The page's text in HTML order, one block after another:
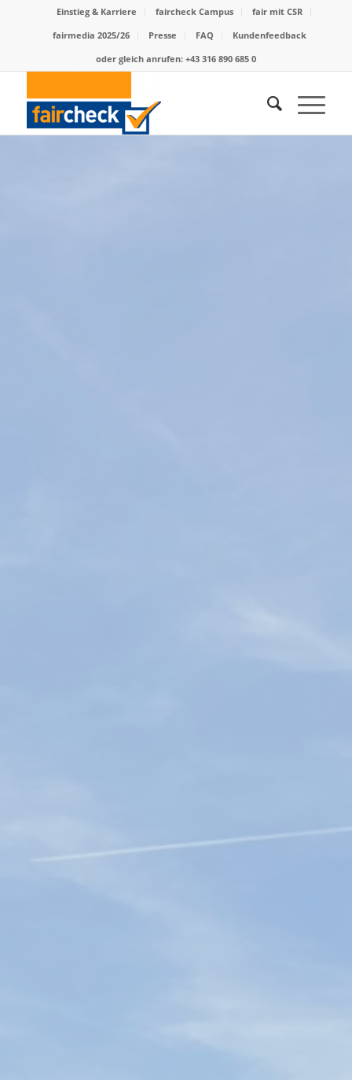
Einstieg & Karriere faircheck Campus
fair mit CSR
fairmedia 2025/26
Presse FAQ
Kundenfeedback
oder gleich anrufen: +43 316 890 685 0